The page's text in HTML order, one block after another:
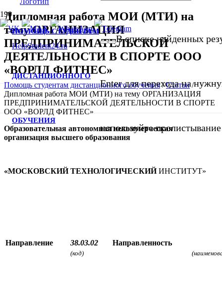
ПОМОЩЬ СТУДЕНТАМ
ДИСТАНЦИОННОГО
ОБУЧЕНИЯ
В списке найденных
Enter для перехода на
используйте
Дипломная работа МОИ (МТИ) на
тему ОРГАНИЗАЦИЯ
ПРЕДПРИНИМАТЕЛЬСКОЙ
ДЕЯТЕЛЬНОСТИ В СПОРТЕ ООО
«ВОРЛД ФИТНЕС»
Помощь студентам дистанционного обучения/Статьи/
Дипломная работа МОИ (МТИ) на тему ОРГАНИЗАЦИЯ
ПРЕДПРИНИМАТЕЛЬСКОЙ ДЕЯТЕЛЬНОСТИ В СПОРТЕ
ООО «ВОРЛД ФИТНЕС»
Образовательная автономная некоммерческая
организация высшего образования
«МОСКОВСКИЙ ТЕХНОЛОГИЧЕСКИЙИНСТИТУТ»
Направление 38.03.02 Направленность
(код)